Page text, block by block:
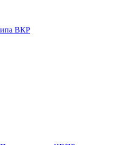
ВКР